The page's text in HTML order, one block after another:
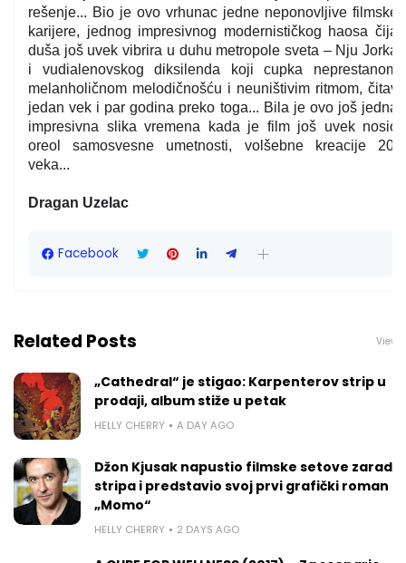
rešenje... Bio je ovo vrhunac jedne neponovljive filmske
karijere, jednog impresivnog modernističkog haosa čija
duša još uvek vibrira u duhu metropole sveta – Nju Jorka
i vudialenovskog diksilenda koji cupka neprestanom
melanholičnom melodičnošću i neuništivim ritmom, čitav
jedan vek i par godina preko toga... Bila je ovo još jedna
impresivna slika vremena kada je film još uvek nosio
oreol samosvesne umetnosti, volšebne kreacije 20.
veka...
Dragan Uzelac
Facebook
Related Posts View
„Cathedral“ je stigao: Karpenterov strip u
prodaji, album stiže u petak
HELLY CHERRY A DAY AGO
Džon Kjusak napustio filmske setove zarad
stripa i predstavio svoj prvi grafički roman
„Momo“
HELLY CHERRY 2 DAYS AGO